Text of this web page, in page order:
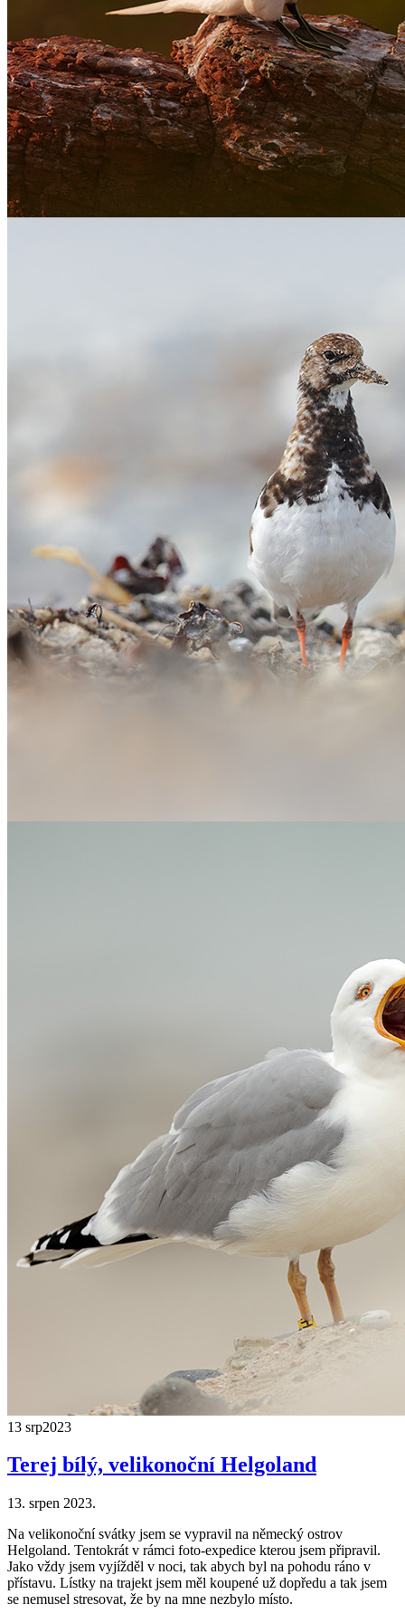
13 srp2023
Terej bílý, velikonoční Helgoland
13. srpen 2023.
Na velikonoční svátky jsem se vypravil na německý ostrov
Helgoland. Tentokrát v rámci foto-expedice kterou jsem připravil.
Jako vždy jsem vyjížděl v noci, tak abych byl na pohodu ráno v
přístavu. Lístky na trajekt jsem měl koupené už dopředu a tak jsem
se nemusel stresovat, že by na mne nezbylo místo.